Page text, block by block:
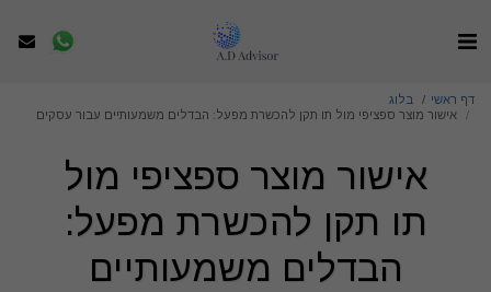
דף ראשי
בלוג
אישור מוצר ספציפי מול תו תקן להכשרת מפעל: הבדלים משמעותיים עבור עסקים
אישור מוצר ספציפי מול
תו תקן להכשרת מפעל:
הבדלים משמעותיים